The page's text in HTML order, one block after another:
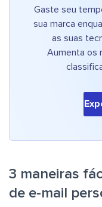
Gaste seu
sua marca
as suas
Aumenta os
3 maneiras
de e-mail